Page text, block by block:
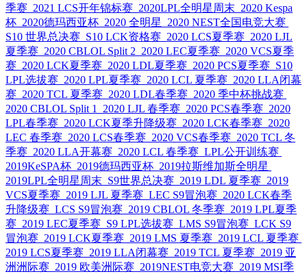
季赛 2021 LCS开年锦标赛 2020LPL全明星周末 2020 Kespa
杯 2020德玛西亚杯 2020 全明星
2020 NEST全国电竞大赛
S10 世界总决赛 S10 LCK资格赛 2020 LCS夏季赛 2020 LJL
夏季赛 2020 CBLOL Split 2 2020 LEC夏季赛 2020 VCS夏季
赛 2020 LCK夏季赛 2020 LDL夏季赛 2020 PCS夏季赛 S10
LPL选拔赛 2020 LPL夏季赛 2020 LCL 夏季赛 2020 LLA闭幕
赛 2020 TCL 夏季赛 2020 LDL春季赛 2020 季中杯挑战赛
2020 CBLOL Split 1
2020 LJL 春季赛 2020 PCS春季赛 2020
LPL春季赛 2020 LCK夏季升降级赛 2020 LCK春季赛 2020
LEC 春季赛 2020 LCS春季赛 2020 VCS春季赛 2020 TCL 冬
季赛 2020 LLA开幕赛 2020 LCL 春季赛 LPL公开训练赛
2019KeSPA杯 2019德玛西亚杯 2019拉斯维加斯全明星
2019LPL全明星周末 S9世界总决赛 2019 LDL 夏季赛 2019
VCS夏季赛 2019 LJL 夏季赛 LEC S9冒泡赛 2020 LCK春季
升降级赛 LCS S9冒泡赛 2019 CBLOL 冬季赛 2019 LPL夏季
赛 2019 LEC夏季赛 S9 LPL选拔赛 LMS S9冒泡赛 LCK S9
冒泡赛 2019 LCK夏季赛 2019 LMS 夏季赛 2019 LCL 夏季赛
2019 LCS夏季赛 2019 LLA闭幕赛 2019 TCL 夏季赛 2019 亚
洲洲际赛 2019 欧美洲际赛 2019NEST电竞大赛 2019 MSI季